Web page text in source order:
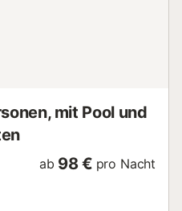
mit Pool und
ab 98 € pro Nacht